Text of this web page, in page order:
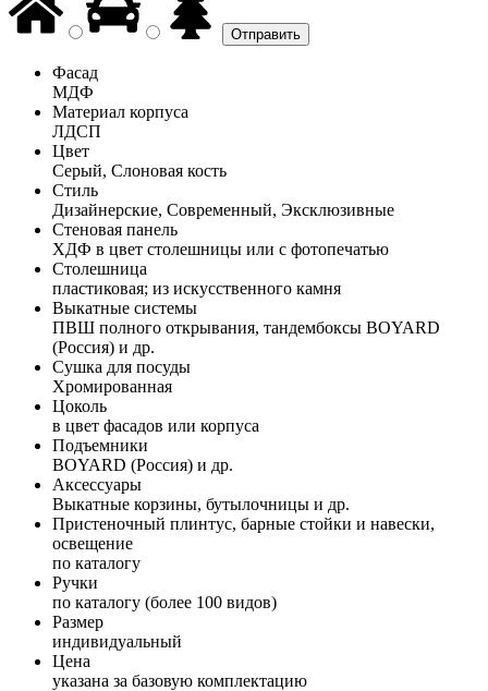
Фасад
МДФ
Материал корпуса
ЛДСП
Цвет
Серый, Слоновая кость
Стиль
Дизайнерские, Современный, Эксклюзивные
Стеновая панель
ХДФ в цвет столешницы или с фотопечатью
Столешница
пластиковая; из искусственного камня
Выкатные системы
ПВШ полного открывания, тандембоксы BOYARD
(Россия) и др.
Сушка для посуды
Хромированная
Цоколь
в цвет фасадов или корпуса
Подъемники
BOYARD (Россия) и др.
Аксессуары
Выкатные корзины, бутылочницы и др.
Пристеночный плинтус, барные стойки и навески,
освещение
по каталогу
Ручки
по каталогу (более 100 видов)
Размер
индивидуальный
Цена
указана за базовую комплектацию